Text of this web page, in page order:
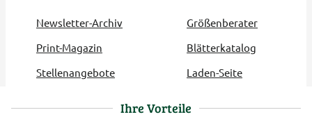
Newsletter-Archiv
Größenberater
Print-Magazin
Blätterkatalog
Stellenangebote
Laden-Seite
Ihre Vorteile